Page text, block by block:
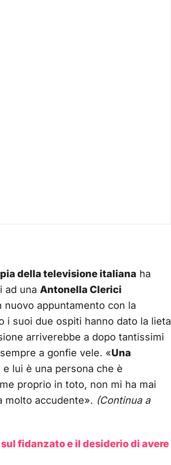
della televisione italiana ha
ad una Antonella Clerici
appuntamento con la
i suoi due ospiti hanno dato la lieta
arriverebbe a dopo tantissimi
a gonfie vele. «Una
lui è una persona che è
proprio in toto, non mi ha mai
molto accudente». (Continua a
fidanzato e il desiderio di avere